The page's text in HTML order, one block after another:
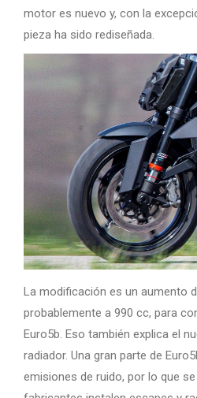
motor es nuevo y, con la
pieza ha sido rediseñada.
La modificación es un aumento
probablemente a 990 cc, para
Euro5b. Eso también explica el
radiador. Una gran parte de
emisiones de ruido, por lo que